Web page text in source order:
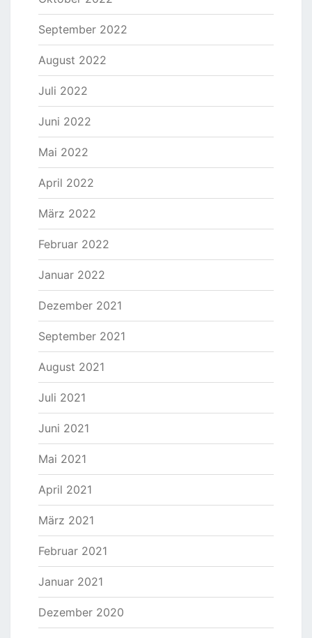
September 2022
August 2022
Juli 2022
Juni 2022
Mai 2022
April 2022
März 2022
Februar 2022
Januar 2022
Dezember 2021
September 2021
August 2021
Juli 2021
Juni 2021
Mai 2021
April 2021
März 2021
Februar 2021
Januar 2021
Dezember 2020